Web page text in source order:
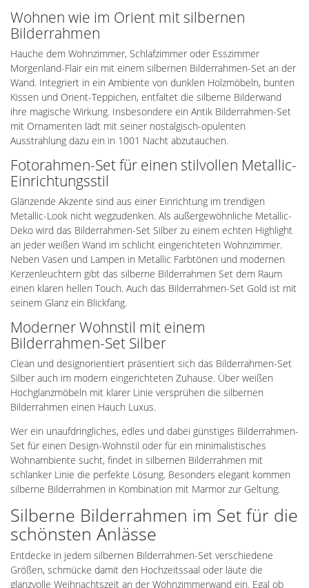
Wohnen wie im Orient mit silbernen
Bilderrahmen
Hauche dem Wohnzimmer, Schlafzimmer oder Esszimmer
Morgenland-Flair ein mit einem silbernen Bilderrahmen-Set an der
Wand. Integriert in ein Ambiente von dunklen Holzmöbeln, bunten
Kissen und Orient-Teppichen, entfaltet die silberne Bilderwand
ihre magische Wirkung. Insbesondere ein Antik Bilderrahmen-Set
mit Ornamenten lädt mit seiner nostalgisch-opulenten
Ausstrahlung dazu ein in 1001 Nacht abzutauchen.
Fotorahmen-Set für einen stilvollen Metallic-
Einrichtungsstil
Glänzende Akzente sind aus einer Einrichtung im trendigen
Metallic-Look nicht wegzudenken. Als außergewöhnliche Metallic-
Deko wird das Bilderrahmen-Set Silber zu einem echten Highlight
an jeder weißen Wand im schlicht eingerichteten Wohnzimmer.
Neben Vasen und Lampen in Metallic Farbtönen und modernen
Kerzenleuchtern gibt das silberne Bilderrahmen Set dem Raum
einen klaren hellen Touch. Auch das Bilderrahmen-Set Gold ist mit
seinem Glanz ein Blickfang.
Moderner Wohnstil mit einem
Bilderrahmen-Set Silber
Clean und designorientiert präsentiert sich das Bilderrahmen-Set
Silber auch im modern eingerichteten Zuhause. Über weißen
Hochglanzmöbeln mit klarer Linie versprühen die silbernen
Bilderrahmen einen Hauch Luxus.
Wer ein unaufdringliches, edles und dabei günstiges Bilderrahmen-
Set für einen Design-Wohnstil oder für ein minimalistisches
Wohnambiente sucht, findet in silbernen Bilderrahmen mit
schlanker Linie die perfekte Lösung. Besonders elegant kommen
silberne Bilderrahmen in Kombination mit Marmor zur Geltung.
Silberne Bilderrahmen im Set für die
schönsten Anlässe
Entdecke in jedem silbernen Bilderrahmen-Set verschiedene
Größen, schmücke damit den Hochzeitssaal oder läute die
glanzvolle Weihnachtszeit an der Wohnzimmerwand ein. Egal ob